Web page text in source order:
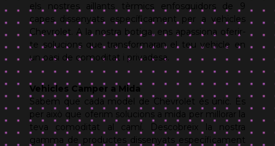
els nostres aïllants tèrmics enfosquidors de 9
capes dissenyats específicament per a vehicles
Chevrolet. A la nostra botiga, ens apassiona oferir-
te solucions que transformaran el teu vehicle en
un oasi de comoditat i privadesa.
Vehicles Camper a Mida
Sabem que cada model de Chevrolet és únic. És
per això que oferim solucions a mida per millorar la
teva comoditat al camí. Descobreix la nostra
gamma de productes dissenyats específicament